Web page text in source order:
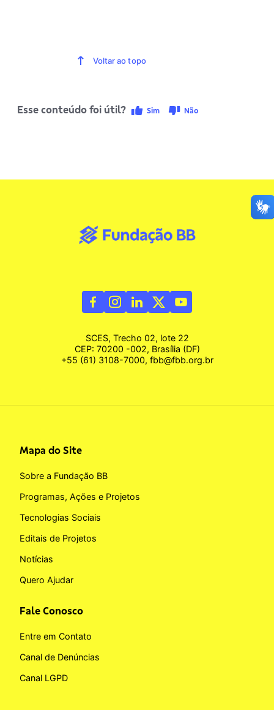
Voltar ao topo
Esse conteúdo foi útil? Sim Não
SCES, Trecho 02, lote 22
CEP: 70200 -002, Brasília (DF)
+55 (61) 3108-7000, fbb@fbb.org.br
Mapa do Site
Sobre a Fundação BB
Programas, Ações e Projetos
Tecnologias Sociais
Editais de Projetos
Notícias
Quero Ajudar
Fale Conosco
Entre em Contato
Canal de Denúncias
Canal LGPD